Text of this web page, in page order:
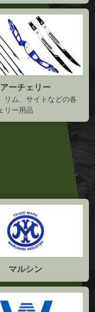
アーチェリー
リム、サイトなどの各
リー用品
マルシン